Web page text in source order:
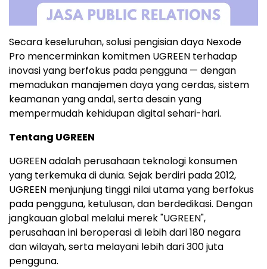
Secara keseluruhan, solusi pengisian daya Nexode
Pro mencerminkan komitmen UGREEN terhadap
inovasi yang berfokus pada pengguna — dengan
memadukan manajemen daya yang cerdas, sistem
keamanan yang andal, serta desain yang
mempermudah kehidupan digital sehari-hari.
Tentang UGREEN
UGREEN adalah perusahaan teknologi konsumen
yang terkemuka di dunia. Sejak berdiri pada 2012,
UGREEN menjunjung tinggi nilai utama yang berfokus
pada pengguna, ketulusan, dan berdedikasi. Dengan
jangkauan global melalui merek "UGREEN",
perusahaan ini beroperasi di lebih dari 180 negara
dan wilayah, serta melayani lebih dari 300 juta
pengguna.